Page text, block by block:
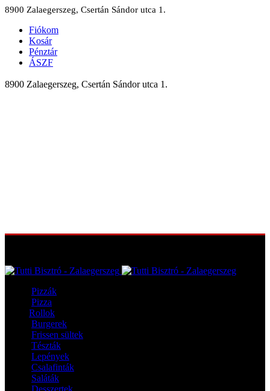
8900 Zalaegerszeg, Csertán Sándor utca 1.
Fiókom
Kosár
Pénztár
ÁSZF
8900 Zalaegerszeg, Csertán Sándor utca 1.
Pizzák
Pizza
Rollok
Burgerek
Frissen sültek
Tészták
Lepények
Csalafinták
Saláták
Desszertek